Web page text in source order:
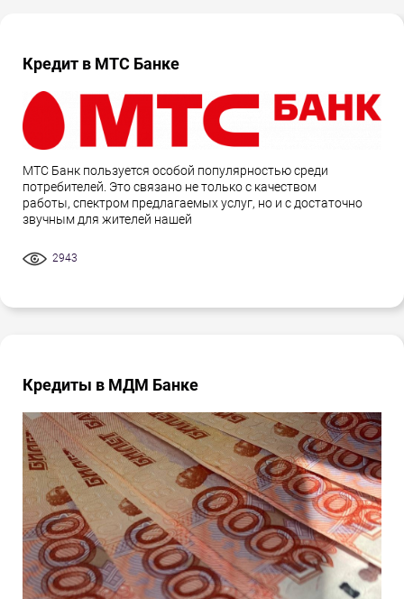
Кредит в МТС Банке
МТС Банк пользуется особой популярностью среди
потребителей. Это связано не только с качеством
работы, спектром предлагаемых услуг, но и с достаточно
звучным для жителей нашей
2943
Кредиты в МДМ Банке